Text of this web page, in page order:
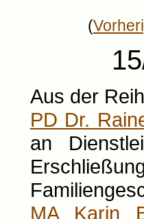
(
Aus der
PD Dr.
an
MA Karin